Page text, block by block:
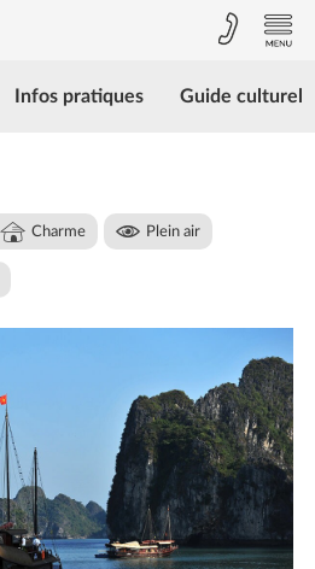
Infos pratiques Guide culturel
Charme Plein air